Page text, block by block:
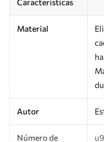
Características
Material
Autor
Número de